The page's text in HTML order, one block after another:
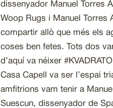
dissenyador Manuel Torres
Woop Rugs i Manuel Torres
compartir allò que més els
coses ben fetes. Tots dos
d’aquí va néixer
Casa Capell va ser l’espai
amfitrions vam tenir a
Suescun, dissenyador de